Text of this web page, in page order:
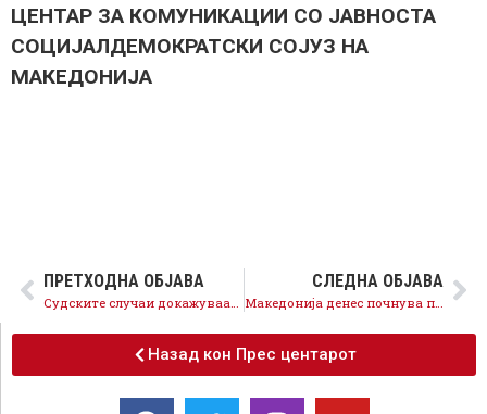
ЦЕНТАР ЗА КОМУНИКАЦИИ СО ЈАВНОСТА
СОЦИЈАЛДЕМОКРАТСКИ СОЈУЗ НА
МАКЕДОНИЈА
ПРЕТХОДНА ОБЈАВА СЛЕДНА ОБЈАВА
Македонија денес почнува преговори за членство во НАТО и чекори кон ЕУ, антизападното раководство на ВМРО-ДПМНЕ нема да ја кочи иднината
Назад кон Прес центарот